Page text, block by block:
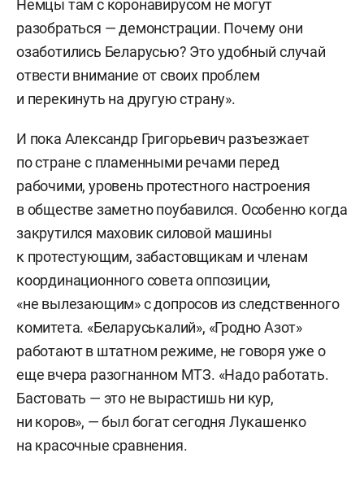
Немцы там с коронавирусом не могут
разобраться — демонстрации. Почему они
озаботились Беларусью? Это удобный случай
отвести внимание от своих проблем
и перекинуть на другую страну».
И пока Александр Григорьевич разъезжает
по стране с пламенными речами перед
рабочими, уровень протестного настроения
в обществе заметно поубавился. Особенно когда
закрутился маховик силовой машины
к протестующим, забастовщикам и членам
координационного совета оппозиции,
«не вылезающим» с допросов из следственного
комитета. «Беларуськалий», «Гродно Азот»
работают в штатном режиме, не говоря уже о
еще вчера разогнанном МТЗ. «Надо работать.
Бастовать — это не вырастишь ни кур,
ни коров», — был богат сегодня Лукашенко
на красочные сравнения.